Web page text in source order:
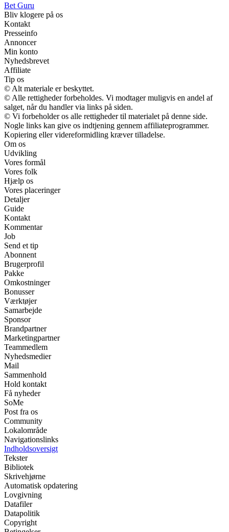
Bet Guru
Bliv klogere på os
Kontakt
Presseinfo
Annoncer
Min konto
Nyhedsbrevet
Affiliate
Tip os
© Alt materiale er beskyttet.
© Alle rettigheder forbeholdes. Vi modtager muligvis en andel af
salget, når du handler via links på siden.
© Vi forbeholder os alle rettigheder til materialet på denne side.
Nogle links kan give os indtjening gennem affiliateprogrammer.
Kopiering eller videreformidling kræver tilladelse.
Om os
Udvikling
Vores formål
Vores folk
Hjælp os
Vores placeringer
Detaljer
Guide
Kontakt
Kommentar
Job
Send et tip
Abonnent
Brugerprofil
Pakke
Omkostninger
Bonusser
Værktøjer
Samarbejde
Sponsor
Brandpartner
Marketingpartner
Teammedlem
Nyhedsmedier
Mail
Sammenhold
Hold kontakt
Få nyheder
SoMe
Post fra os
Community
Lokalområde
Navigationslinks
Indholdsoversigt
Tekster
Bibliotek
Skrivehjørne
Automatisk opdatering
Lovgivning
Datafiler
Datapolitik
Copyright